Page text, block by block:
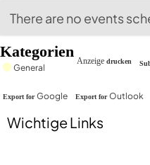
There are no events
Kategorien
General Anzeigedrucken
Export forGoogle Export forOutlook
Wichtige Links